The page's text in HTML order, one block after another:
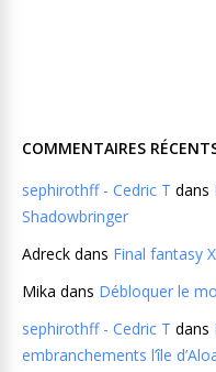
COMMENTAIRES
sephirothff - Cedric T dans
Shadowbringer
Adreck dans Final fantasy
Mika dans Débloquer le
sephirothff - Cedric T dans
embranchements l’île